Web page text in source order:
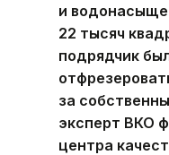
и
22 тысяч
подрядчик
за
эксперт ВКО
центра